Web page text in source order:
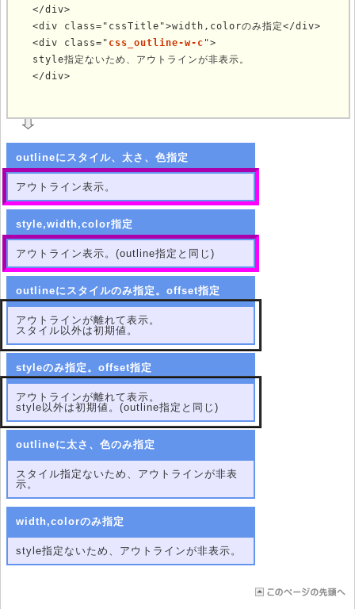
  </div>
  <div class="cssTitle">width,colorのみ指定</div>
  <div class="
css_outline-w-c ">
  style指定ないため、アウトラインが非表示。
  </div>
outlineにスタイル、太さ、色指定
アウトライン表示。
style,width,color指定
アウトライン表示。(outline指定と同じ)
outlineにスタイルのみ指定。offset指定
アウトラインが離れて表示。
スタイル以外は初期値。
styleのみ指定。offset指定
アウトラインが離れて表示。
style以外は初期値。(outline指定と同じ)
outlineに太さ、色のみ指定
スタイル指定ないため、アウトラインが非表
示。
width,colorのみ指定
style指定ないため、アウトラインが非表示。